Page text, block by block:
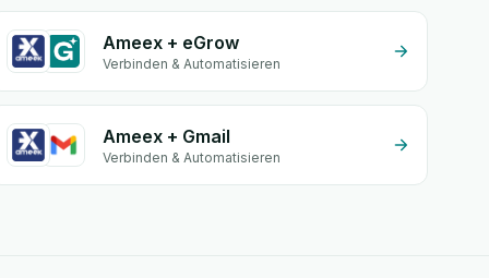
Ameex + eGrow
Verbinden & Automatisieren
Ameex + Gmail
Verbinden & Automatisieren